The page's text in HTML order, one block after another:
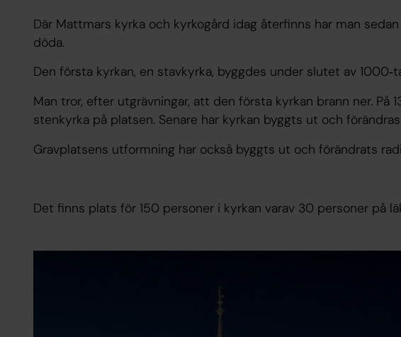
Där Mattmars kyrka och kyrkogård idag återfinns har man
döda.
Den första kyrkan, en stavkyrka, byggdes under slutet av
Man tror, efter utgrävningar, att den första kyrkan brann ner. På
stenkyrka på platsen. Senare har kyrkan byggts ut och
Gravplatsens utformning har också byggts ut och förändrats
Det finns plats för 150 personer i kyrkan varav 30 personer på